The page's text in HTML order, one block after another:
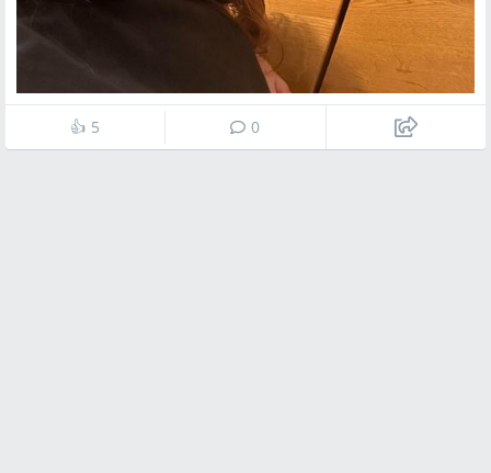
👍 5 0